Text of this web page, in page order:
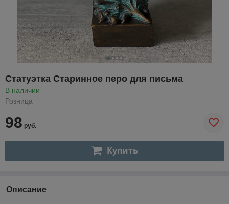
Статуэтка Старинное перо для письма
В наличии
Розница
98 руб.
Купить
Описание